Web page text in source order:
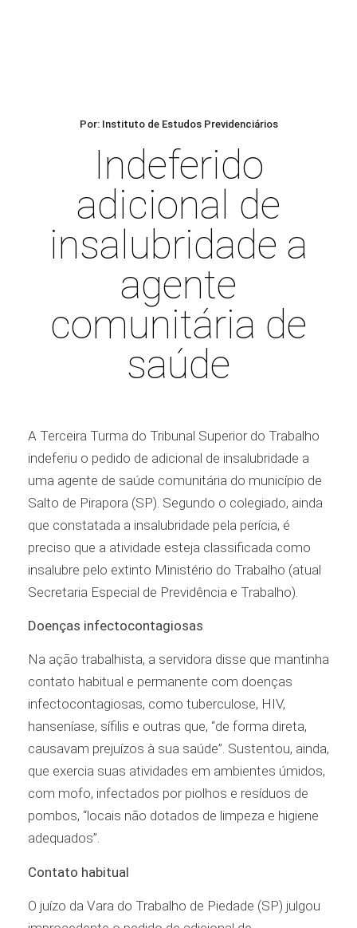
Por: Instituto de Estudos Previdenciários
Indeferido
adicional de
insalubridade a
agente
comunitária de
saúde
A Terceira Turma do Tribunal Superior do Trabalho
indeferiu o pedido de adicional de insalubridade a
uma agente de saúde comunitária do município de
Salto de Pirapora (SP). Segundo o colegiado, ainda
que constatada a insalubridade pela perícia, é
preciso que a atividade esteja classificada como
insalubre pelo extinto Ministério do Trabalho (atual
Secretaria Especial de Previdência e Trabalho).
Doenças infectocontagiosas
Na ação trabalhista, a servidora disse que mantinha
contato habitual e permanente com doenças
infectocontagiosas, como tuberculose, HIV,
hanseníase, sífilis e outras que, “de forma direta,
causavam prejuízos à sua saúde”. Sustentou, ainda,
que exercia suas atividades em ambientes úmidos,
com mofo, infectados por piolhos e resíduos de
pombos, “locais não dotados de limpeza e higiene
adequados”.
Contato habitual
O juízo da Vara do Trabalho de Piedade (SP) julgou